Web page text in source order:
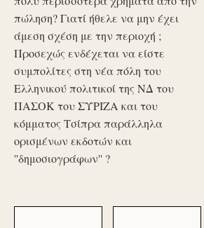
πώληση? Γιατί ήθελε να μην έχει
άμεση σχέση με την περιοχή ;
Προσεχώς ενδέχεται να είστε
συμπολίτες στη νέα πόλη του
Ελληνικού πολιτικοί της ΝΔ του
ΠΑΣΟΚ του ΣΥΡΙΖΑ και του
κόμματος Τσίπρα παράλληλα
ορισμένων εκδοτών και
''δημοσιογράφων'' ?